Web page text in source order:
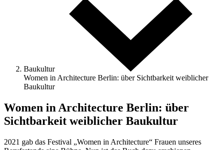
Baukultur
Women in Architecture Berlin: über Sichtbarkeit weiblicher
Baukultur
Women in Architecture Berlin: über
Sichtbarkeit weiblicher Baukultur
2021 gab das Festival „Women in Architecture“ Frauen unseres